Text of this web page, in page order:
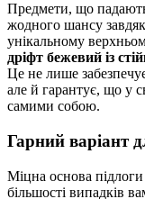
Предмети, що
жодного шансу
унікальному
дріфт бежевий із
Це не лише
але й гарантує, що у
самими собою.
Гарний варіант
Міцна основа
більшості випадків